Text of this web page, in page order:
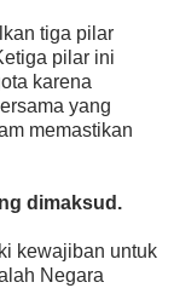
tiga pilar
pilar ini
karena
yang
memastikan
dimaksud.
kewajiban untuk
Negara